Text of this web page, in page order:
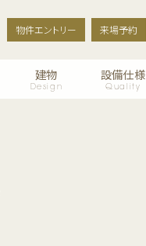
物件エントリー 来場予約
Design
建物
Quality
設備仕様